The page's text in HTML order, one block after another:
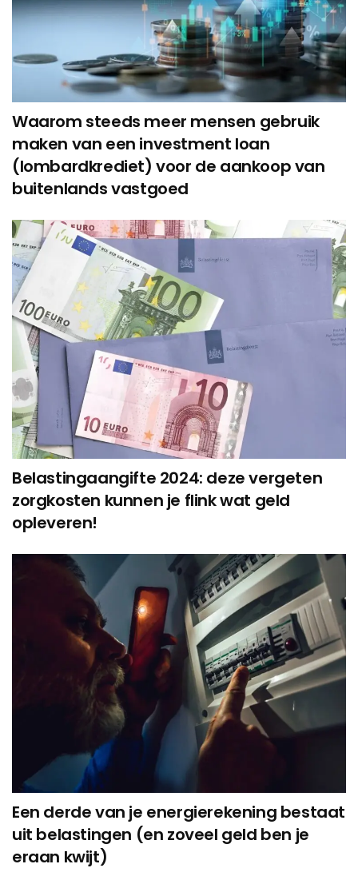
Waarom steeds meer mensen gebruik
maken van een investment loan
(lombardkrediet) voor de aankoop van
buitenlands vastgoed
Belastingaangifte 2024: deze vergeten
zorgkosten kunnen je flink wat geld
opleveren!
Een derde van je energierekening bestaat
uit belastingen (en zoveel geld ben je
eraan kwijt)